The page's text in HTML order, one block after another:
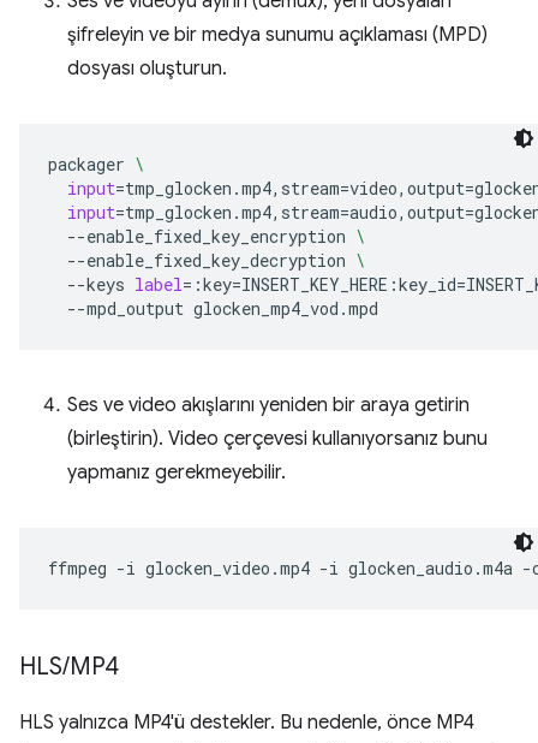
şifreleyin ve bir medya sunumu açıklaması (MPD)
dosyası oluşturun.
packager \
input=tmp_glocken.mp4,stream=video,output=
input=tmp_glocken.mp4,stream=audio,output=
--enable_fixed_key_encryption \
--enable_fixed_key_decryption \
--keys label= :key=INSERT_KEY_HERE:key_id=
--mpd_output
Ses ve video akışlarını yeniden bir araya getirin
(birleştirin). Video çerçevesi kullanıyorsanız bunu
yapmanız gerekmeyebilir.
ffmpeg -i glocken_video.mp4 -i glocken_audio.m4a -
HLS/MP4
HLS yalnızca MP4'ü destekler. Bu nedenle, önce MP4